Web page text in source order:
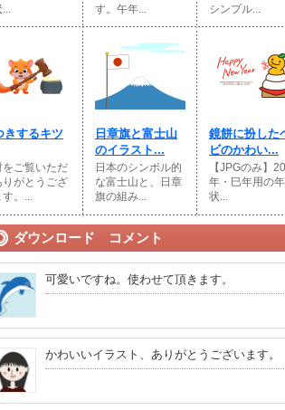
...
す。午年...
シンプル...
きするキツ
をご覧いただ
りがとうござ
す。...
日章旗と富士山
のイラスト...
日本のシンボル的
な富士山と、日章
旗の組み...
鏡餅に扮した
ビのかわい...
【JPGのみ】
年・巳年用の
状...
ダウンロード コメント
可愛いですね。使わせて頂きます。
かわいいイラスト、ありがとうございます。